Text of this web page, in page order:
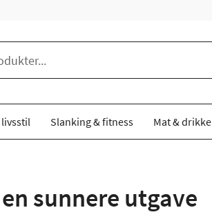
livsstil Slanking & fitness Mat & drikke
sunnere utgave